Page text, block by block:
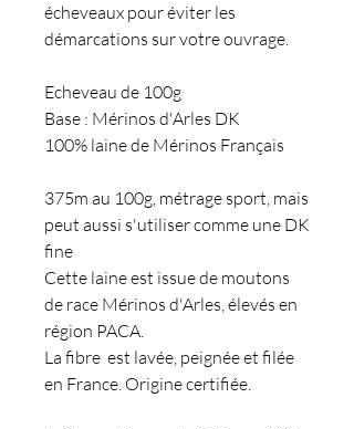
écheveaux pour éviter les
démarcations sur votre ouvrage.
Echeveau de 100g
Base : Mérinos d'Arles DK
100% laine de Mérinos Français
375m au 100g, métrage sport, mais
peut aussi s'utiliser comme une DK
fine
Cette laine est issue de moutons
de race Mérinos d'Arles, élevés en
région PACA.
La fibre est lavée, peignée et filée
en France. Origine certifiée.